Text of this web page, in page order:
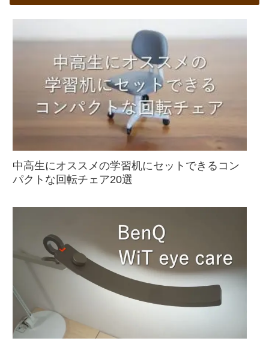
中高生にオススメの学習机にセットできるコン
パクトな回転チェア20選